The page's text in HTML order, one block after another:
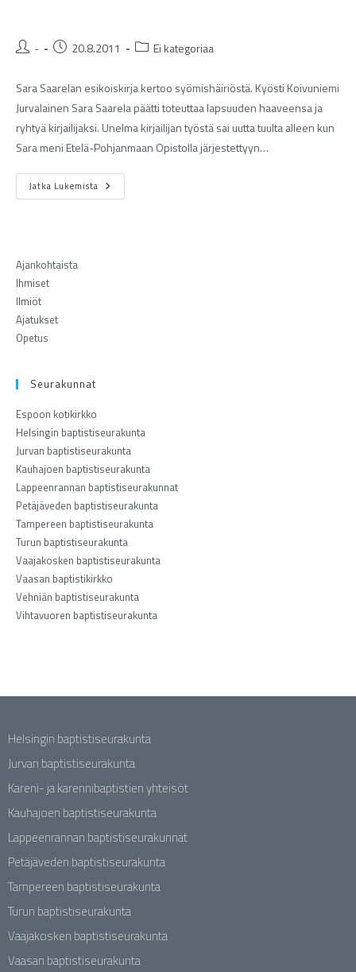
- 20.8.2011 Ei kategoriaa
Sara Saarelan esikoiskirja kertoo syömishäiriöstä. Kyösti Koivuniemi
Jurvalainen Sara Saarela päätti toteuttaa lapsuuden haaveensa ja
ryhtyä kirjailijaksi. Unelma kirjailijan työstä sai uutta tuulta alleen kun
Sara meni Etelä-Pohjanmaan Opistolla järjestettyyn…
Jatka Lukemista
Ajankohtaista
Ihmiset
Ilmiöt
Ajatukset
Opetus
Seurakunnat
Espoon kotikirkko
Helsingin baptistiseurakunta
Jurvan baptistiseurakunta
Kauhajoen baptistiseurakunta
Lappeenrannan baptistiseurakunnat
Petäjäveden baptistiseurakunta
Tampereen baptistiseurakunta
Turun baptistiseurakunta
Vaajakosken baptistiseurakunta
Vaasan baptistikirkko
Vehniän baptistiseurakunta
Vihtavuoren baptistiseurakunta
Helsingin baptistiseurakunta
Jurvan baptistiseurakunta
Kareni- ja karennibaptistien yhteisöt
Kauhajoen baptistiseurakunta
Lappeenrannan baptistiseurakunnat
Petäjäveden baptistiseurakunta
Tampereen baptistiseurakunta
Turun baptistiseurakunta
Vaajakosken baptistiseurakunta
Vaasan baptistiseurakunta